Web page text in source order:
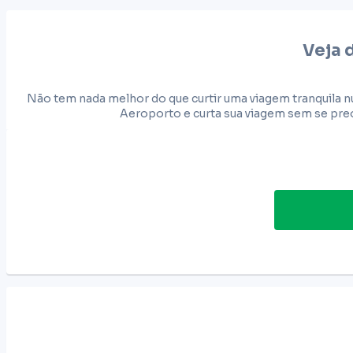
Veja
Não tem nada melhor do que curtir uma viagem tranquila
Aeroporto e curta sua viagem sem se